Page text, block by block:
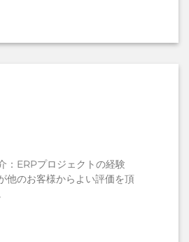
：ERPプロジェクトの経験
他のお客様からよい評価を頂